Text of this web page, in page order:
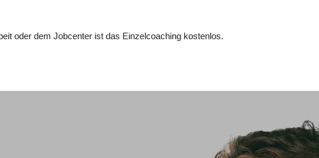
oder dem Jobcenter ist das Einzelcoaching kostenlos.